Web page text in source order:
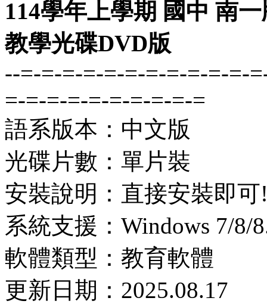
114學年上學期 國中 南
教學光碟DVD版
--=-=-=-=-=-=-=-=-=-=-=-
=-=-=-=-=-=-=-=-=-=
語系版本：中文版
光碟片數：單片裝
安裝說明：直接安裝即可
系統支援：Windows 7/8/
軟體類型：教育軟體
更新日期：2025.08.17